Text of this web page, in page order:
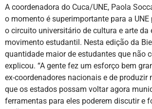
A coordenadora do Cuca/UNE, Paola
o momento é superimportante para a UNE
o circuito universitário de cultura e arte da
movimento estudantil. Nesta edição da
quantidade maior de estudantes que não
explicou. “A gente fez um esforço bem
ex-coordenadores nacionais e de produzir
que os estados possam voltar agora
ferramentas para eles poderem discutir e